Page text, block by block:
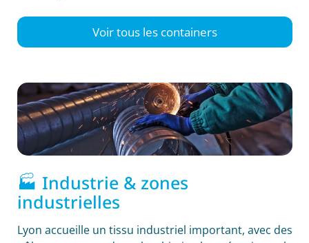
Voir tous les containers
🏭 Industrie & zones
industrielles
Lyon accueille un tissu industriel important, avec des